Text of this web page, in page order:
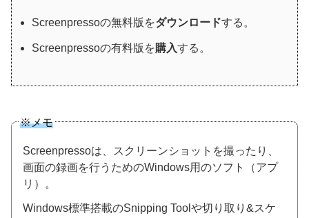
Screenpressoの無料版をダウンロードする。
Screenpressoの有料版を購入する。
※メモ
Screenpressoは、スクリーンショットを撮ったり、
画面の録画を行うためのWindows用のソフト（アプ
リ）。
Windows標準搭載のSnipping Toolや切り取り&スケ